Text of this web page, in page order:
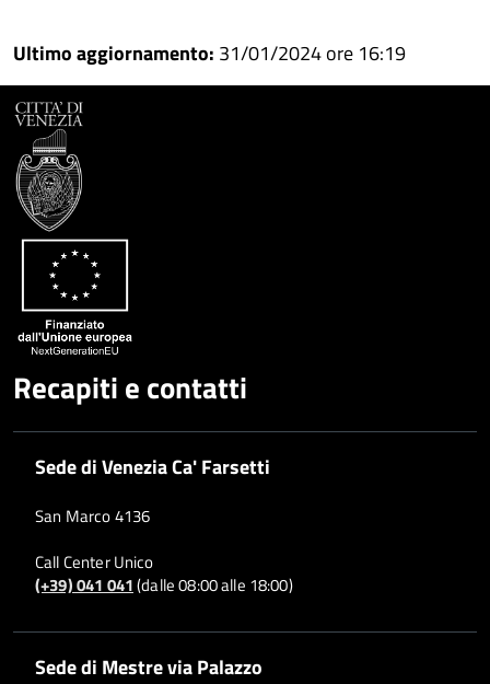
su
Facebook
Condividi
su
Condividi
Ultimo aggiornamento: 31/01/2024 ore 16:19
Recapiti e contatti
Sede di Venezia Ca' Farsetti
San Marco 4136
Call Center Unico
(+39) 041 041(dalle 08:00 alle 18:00)
Sede di Mestre via Palazzo